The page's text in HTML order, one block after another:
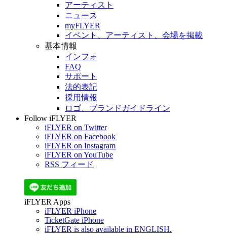
アーティスト
ニュース
myFLYER
イベント、アーティスト、会場を掲載
基本情報
インフォ
FAQ
サポート
法的表記
採用情報
ロゴ、ブランドガイドライン
Follow iFLYER
iFLYER on Twitter
iFLYER on Facebook
iFLYER on Instagram
iFLYER on YouTube
RSS フィード
iFLYER Apps
iFLYER iPhone
TicketGate iPhone
iFLYER is also available in ENGLISH.